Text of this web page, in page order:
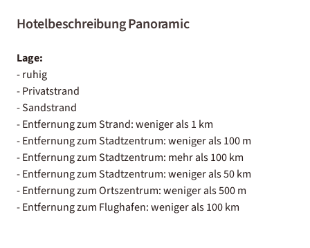
Hotelbeschreibung Panoramic
Lage:
- ruhig
- Privatstrand
- Sandstrand
- Entfernung zum Strand: weniger als 1 km
- Entfernung zum Stadtzentrum: weniger als 100 m
- Entfernung zum Stadtzentrum: mehr als 100 km
- Entfernung zum Stadtzentrum: weniger als 50 km
- Entfernung zum Ortszentrum: weniger als 500 m
- Entfernung zum Flughafen: weniger als 100 km